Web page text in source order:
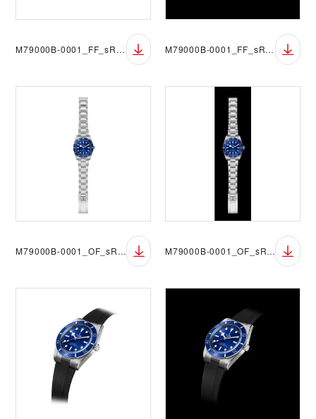
M79000B-0001_FF_sRGB_BGW M79000B-0001_FF_sRGB_BGB
M79000B-0001_OF_sRGB_BGW M79000B-0001_OF_sRGB_BGB